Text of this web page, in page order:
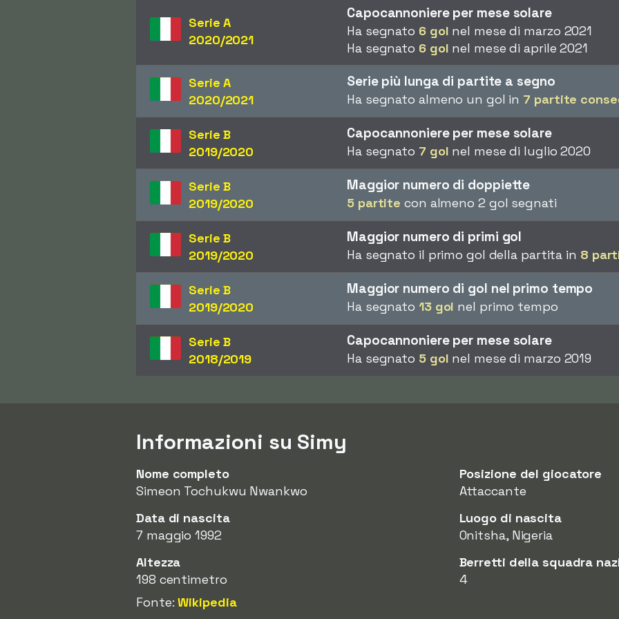
Serie A
2020/2021
Capocannoniere per mese solare
Ha segnato 6 gol nel mese di marzo 2021
Ha segnato 6 gol nel mese di aprile 2021
Serie A
2020/2021
Serie più lunga di partite a segno
Ha segnato almeno un gol in 7 partite
Serie B
2019/2020
Capocannoniere per mese solare
Ha segnato 7 gol nel mese di luglio 2020
Serie B
2019/2020
Maggior numero di doppiette
5 partite con almeno 2 gol segnati
Serie B
2019/2020
Maggior numero di primi gol
Ha segnato il primo gol della partita in 8
Serie B
2019/2020
Maggior numero di gol nel primo tempo
Ha segnato 13 gol nel primo tempo
Serie B
2018/2019
Capocannoniere per mese solare
Ha segnato 5 gol nel mese di marzo 2019
Informazioni su Simy
Nome completo
Simeon Tochukwu Nwankwo
Posizione del giocatore
Attaccante
Data di nascita
7 maggio 1992
Luogo di nascita
Onitsha, Nigeria
Altezza
198 centimetro
Berretti della squadra
4
Fonte:Wikipedia